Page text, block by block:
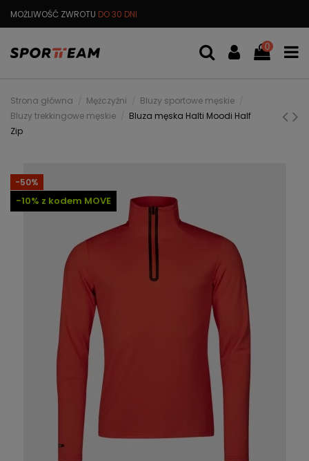
MOŻLIWOŚĆ ZWROTU DO 30 DNI
0
Strona główna Mężczyźni
Bluzy sportowe męskie
Bluzy trekkingowe męskie
Bluza męska Halti Moodi Half
Zip
-50%
-10% z kodem MOVE